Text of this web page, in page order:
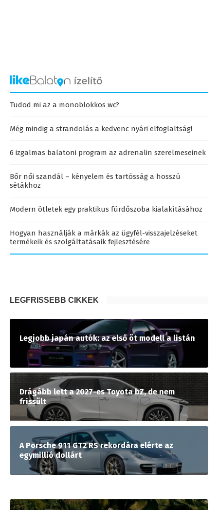
Tudod mi az a monoblokkos wc?
Még mindig a strandolás a kedvenc nyári elfoglaltság!
6 izgalmas balatoni program az adrenalin szerelmeseinek
Bőr női szandál – kényelem és tartósság a hosszú
sétákhoz
Modern ötletek egy praktikus fürdőszoba kialakításához
Hogyan használják a márkák az ügyfél-visszajelzéseket
termékeik és szolgáltatásaik fejlesztésére
LEGFRISSEBB CIKKEK
Legjobb japán autók: az első öt modell a listán
Drágább lett a 2027-es Toyota bZ, de nem
frissült
A Porsche 911 GT2 RS rekordára elérte az
egymillió dollárt